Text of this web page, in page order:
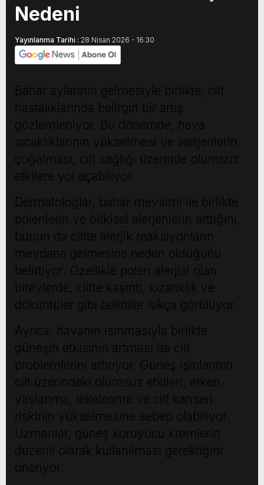
Nedeni
Yayınlanma Tarihi : 28 Nisan 2026 - 16:30
Bahar aylarının gelmesiyle birlikte, cilt
hastalıklarında belirgin bir artış
gözlemleniyor. Bu dönemde, hava
sıcaklıklarının yükselmesi ve alerjenlerin
çoğalması, cilt sağlığı üzerinde olumsuz
etkilere yol açabiliyor.
Dermatologlar, bahar mevsimi ile birlikte
polenlerin ve bitkisel alerjenlerin arttığını,
bunun da ciltte alerjik reaksiyonların
meydana gelmesine neden olduğunu
belirtiyor. Özellikle polen alerjisi olan
bireylerde, ciltte kaşıntı, kızarıklık ve
döküntüler gibi belirtiler sıkça görülüyor.
Ayrıca, havanın ısınmasıyla birlikte
güneşin etkisinin artması da cilt
problemlerini artırıyor. Güneş ışınlarının
cilt üzerindeki olumsuz etkileri, erken
yaşlanma, lekelenme ve cilt kanseri
riskinin yükselmesine sebep olabiliyor.
Uzmanlar, güneş koruyucu kremlerin
düzenli olarak kullanılması gerektiğini
öneriyor.